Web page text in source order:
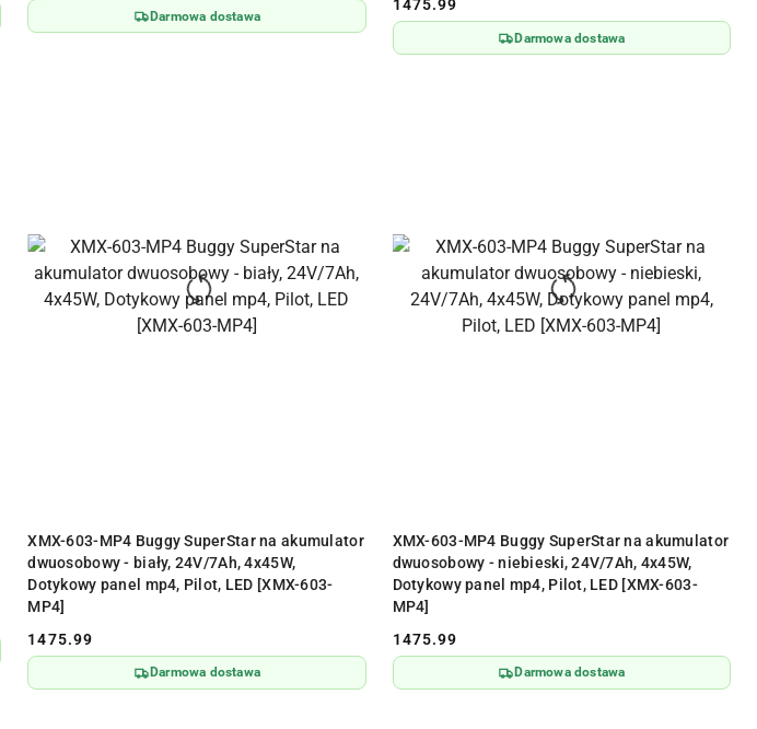
Darmowa dostawa Cena:
1475.99
Darmowa dostawa
XMX-603-MP4 Buggy SuperStar na akumulator
dwuosobowy - biały, 24V/7Ah, 4x45W,
Dotykowy panel mp4, Pilot, LED [XMX-603-
MP4]
Cena:
1475.99
Darmowa dostawa
XMX-603-MP4 Buggy SuperStar na akumulator
dwuosobowy - niebieski, 24V/7Ah, 4x45W,
Dotykowy panel mp4, Pilot, LED [XMX-603-
MP4]
Cena:
1475.99
Darmowa dostawa